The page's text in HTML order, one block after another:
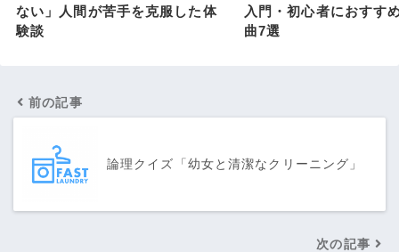
ない」人間が苦手を克服した体
験談
入門・初心者におすす
曲7選
前の記事
論理クイズ「幼女と清潔なクリーニング」
次の記事